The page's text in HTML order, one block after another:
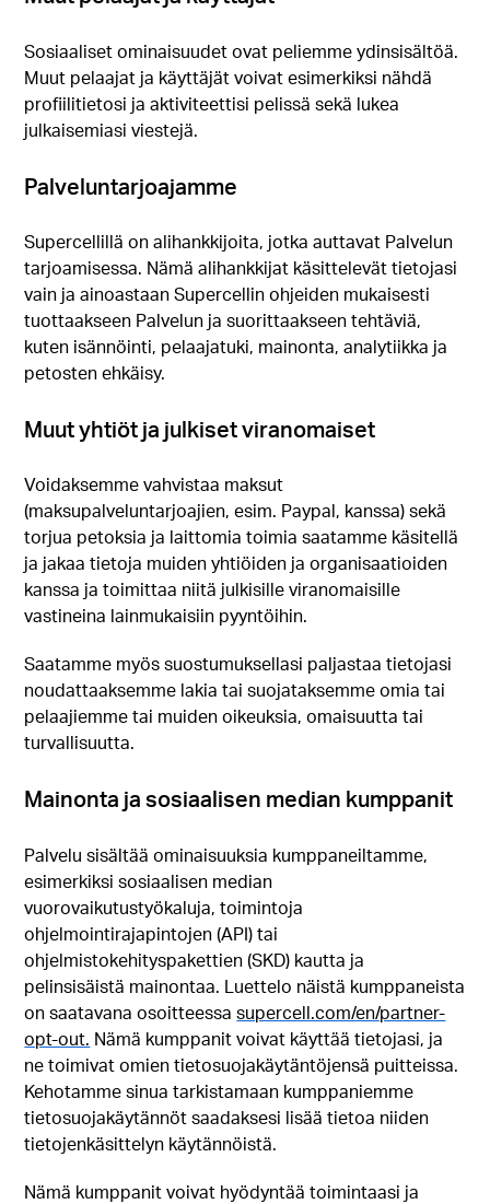
Sosiaaliset ominaisuudet ovat peliemme ydinsisältöä.
Muut pelaajat ja käyttäjät voivat esimerkiksi nähdä
profiilitietosi ja aktiviteettisi pelissä sekä lukea
julkaisemiasi viestejä.
Palveluntarjoajamme
Supercellillä on alihankkijoita, jotka auttavat Palvelun
tarjoamisessa. Nämä alihankkijat käsittelevät tietojasi
vain ja ainoastaan Supercellin ohjeiden mukaisesti
tuottaakseen Palvelun ja suorittaakseen tehtäviä,
kuten isännöinti, pelaajatuki, mainonta, analytiikka ja
petosten ehkäisy.
Muut yhtiöt ja julkiset viranomaiset
Voidaksemme vahvistaa maksut
(maksupalveluntarjoajien, esim. Paypal, kanssa) sekä
torjua petoksia ja laittomia toimia saatamme käsitellä
ja jakaa tietoja muiden yhtiöiden ja organisaatioiden
kanssa ja toimittaa niitä julkisille viranomaisille
vastineina lainmukaisiin pyyntöihin.
Saatamme myös suostumuksellasi paljastaa tietojasi
noudattaaksemme lakia tai suojataksemme omia tai
pelaajiemme tai muiden oikeuksia, omaisuutta tai
turvallisuutta.
Mainonta ja sosiaalisen median kumppanit
Palvelu sisältää ominaisuuksia kumppaneiltamme,
esimerkiksi sosiaalisen median
vuorovaikutustyökaluja, toimintoja
ohjelmointirajapintojen (API) tai
ohjelmistokehityspakettien (SKD) kautta ja
pelinsisäistä mainontaa. Luettelo näistä kumppaneista
on saatavana osoitteessasupercell.com/en/partner-
opt-out. Nämä kumppanit voivat käyttää tietojasi, ja
ne toimivat omien tietosuojakäytäntöjensä puitteissa.
Kehotamme sinua tarkistamaan kumppaniemme
tietosuojakäytännöt saadaksesi lisää tietoa niiden
tietojenkäsittelyn käytännöistä.
Nämä kumppanit voivat hyödyntää toimintaasi ja